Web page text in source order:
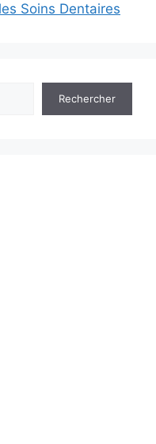
Soins Dentaires
Rechercher